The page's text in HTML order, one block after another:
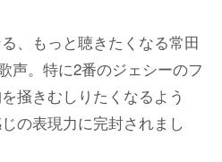
、もっと聴きたくなる常田
声。特に2番のジェシーのフ
掻きむしりたくなるよう
の表現力に完封されまし